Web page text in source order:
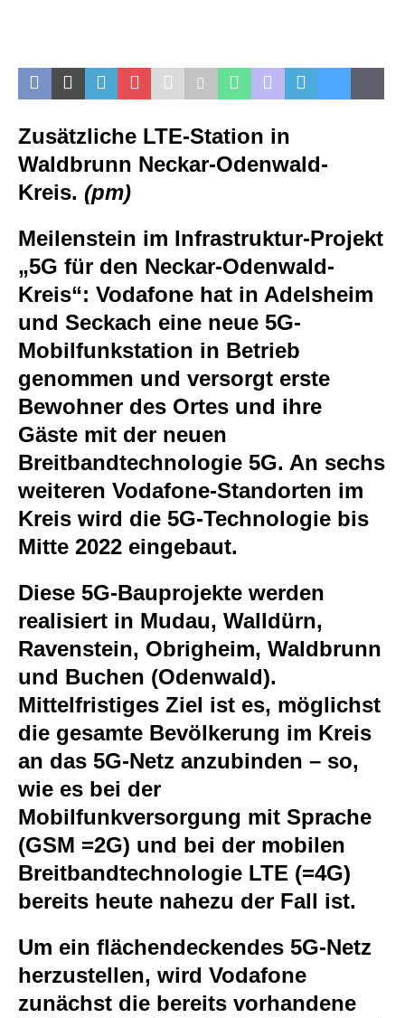
Zusätzliche LTE-Station in
Waldbrunn Neckar-Odenwald-
Kreis. (pm)
Meilenstein im Infrastruktur-Projekt
„5G für den Neckar-Odenwald-
Kreis“: Vodafone hat in Adelsheim
und Seckach eine neue 5G-
Mobilfunkstation in Betrieb
genommen und versorgt erste
Bewohner des Ortes und ihre
Gäste mit der neuen
Breitbandtechnologie 5G. An sechs
weiteren Vodafone-Standorten im
Kreis wird die 5G-Technologie bis
Mitte 2022 eingebaut.
Diese 5G-Bauprojekte werden
realisiert in Mudau, Walldürn,
Ravenstein, Obrigheim, Waldbrunn
und Buchen (Odenwald).
Mittelfristiges Ziel ist es, möglichst
die gesamte Bevölkerung im Kreis
an das 5G-Netz anzubinden – so,
wie es bei der
Mobilfunkversorgung mit Sprache
(GSM =2G) und bei der mobilen
Breitbandtechnologie LTE (=4G)
bereits heute nahezu der Fall ist.
Um ein flächendeckendes 5G-Netz
herzustellen, wird Vodafone
zunächst die bereits vorhandene